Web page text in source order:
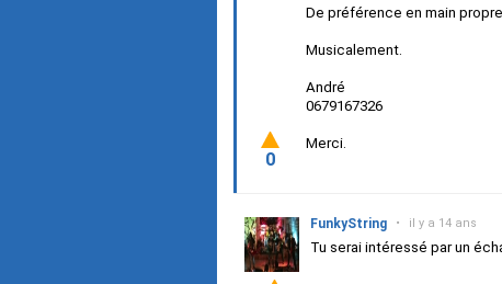
De préférence en main
Musicalement.
André
0679167326
Merci.
0
FunkyString • il y a 14 ans
Tu serai intéressé par un